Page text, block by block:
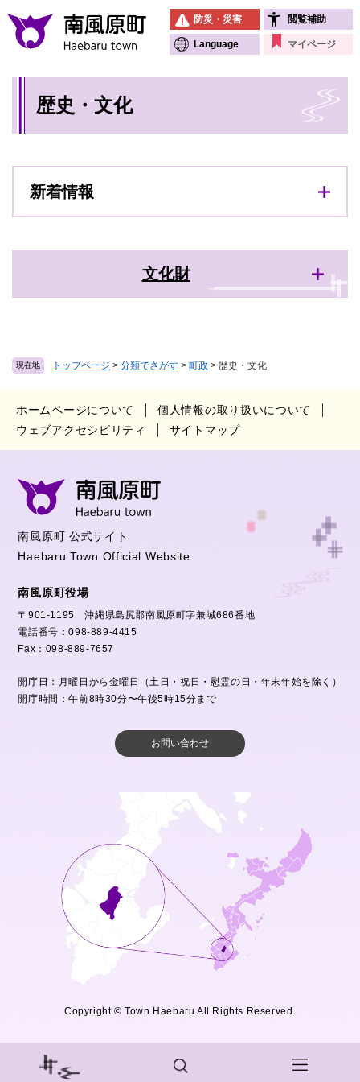
メニューを飛ばして本文へ
防災・災害 閲覧補助
Language マイページ
現在地 トップページ > 分類でさがす > 町政 > 歴史・文化
歴史・文化
新着情報
文化財
ホームページについて
個人情報の取り扱いについて
ウェブアクセシビリティ
サイトマップ
南風原町 公式サイト
Haebaru Town Official Website
南風原町役場
〒901-1195 沖縄県島尻郡南風原町字兼城686番地
電話番号：098-889-4415
Fax：098-889-7657
開庁日：月曜日から金曜日（土日・祝日・慰霊の日・年末年始を除く）
開庁時間：午前8時30分〜午後5時15分まで
お問い合わせ
Copyright © Town Haebaru All Rights Reserved.